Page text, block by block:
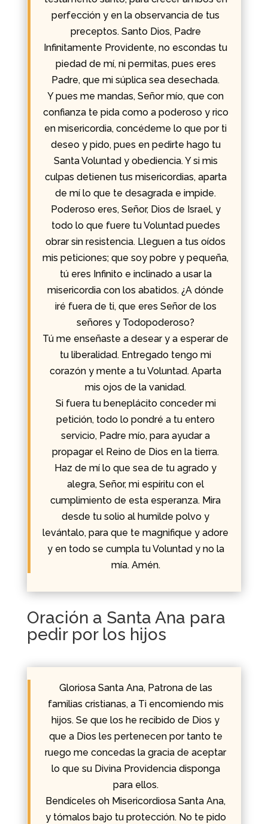
perfección y en la observancia de tus
preceptos. Santo Dios, Padre
Infinitamente Providente, no escondas tu
piedad de mí, ni permitas, pues eres
Padre, que mi súplica sea desechada.
Y pues me mandas, Señor mío, que con
confianza te pida como a poderoso y rico
en misericordia, concédeme lo que por ti
deseo y pido, pues en pedirte hago tu
Santa Voluntad y obediencia. Y si mis
culpas detienen tus misericordias, aparta
de mí lo que te desagrada e impide.
Poderoso eres, Señor, Dios de Israel, y
todo lo que fuere tu Voluntad puedes
obrar sin resistencia. Lleguen a tus oídos
mis peticiones; que soy pobre y pequeña,
tú eres Infinito e inclinado a usar la
misericordia con los abatidos. ¿A dónde
iré fuera de ti, que eres Señor de los
señores y Todopoderoso?
Tú me enseñaste a desear y a esperar de
tu liberalidad. Entregado tengo mi
corazón y mente a tu Voluntad. Aparta
mis ojos de la vanidad.
Si fuera tu beneplácito conceder mi
petición, todo lo pondré a tu entero
servicio, Padre mío, para ayudar a
propagar el Reino de Dios en la tierra.
Haz de mí lo que sea de tu agrado y
alegra, Señor, mi espíritu con el
cumplimiento de esta esperanza. Mira
desde tu solio al humilde polvo y
levántalo, para que te magnifique y adore
y en todo se cumpla tu Voluntad y no la
mía. Amén.
Oración a Santa Ana para
pedir por los hijos
Gloriosa Santa Ana, Patrona de las
familias cristianas, a Ti encomiendo mis
hijos. Se que los he recibido de Dios y
que a Dios les pertenecen por tanto te
ruego me concedas la gracia de aceptar
lo que su Divina Providencia disponga
para ellos.
Bendíceles oh Misericordiosa Santa Ana,
y tómalos bajo tu protección. No te pido